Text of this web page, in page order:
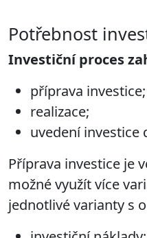
Potřebnost
Investiční proces
příprava investice;
realizace;
uvedení investice
Příprava investice je
možné využít více
jednotlivé varianty s